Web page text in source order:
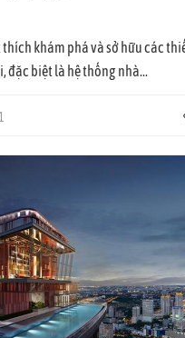
khám phá và sở hữu các
đặc biệt là hệ thống nhà...